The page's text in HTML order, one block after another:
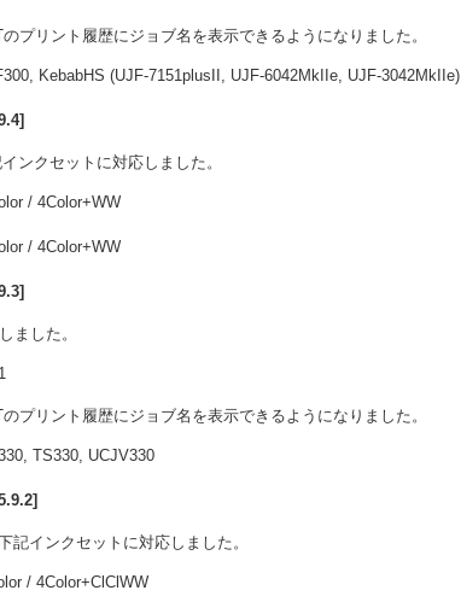
プリント履歴にジョブ名を表示できるようになりました。
KebabHS (UJF-7151plusII, UJF-6042MkIIe, UJF-3042MkIIe)
ンクセットに対応しました。
/ 4Color+WW
/ 4Color+WW
ました。
プリント履歴にジョブ名を表示できるようになりました。
TS330, UCJV330
記インクセットに対応しました。
/ 4Color+ClClWW